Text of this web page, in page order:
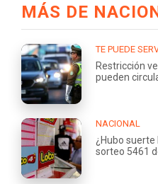
MÁS DE
TE PUEDE
Restricción
pueden
NACIONAL
¿Hubo suerte
sorteo 5461